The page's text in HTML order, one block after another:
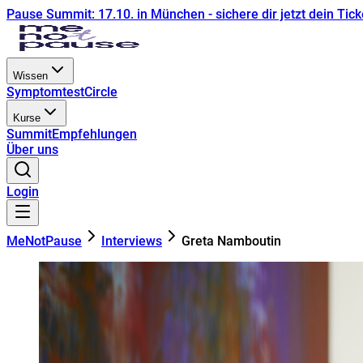
Pause Summit: 17.10. in München - sichere dir jetzt dein
Wissen
SymptomtestCircle
Kurse
SummitEmpfehlungen
Über uns
Login
MeNotPause Interviews Greta Namboutin